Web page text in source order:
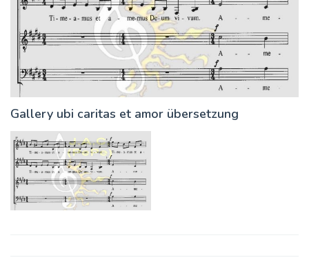
Gallery ubi caritas et amor übersetzung